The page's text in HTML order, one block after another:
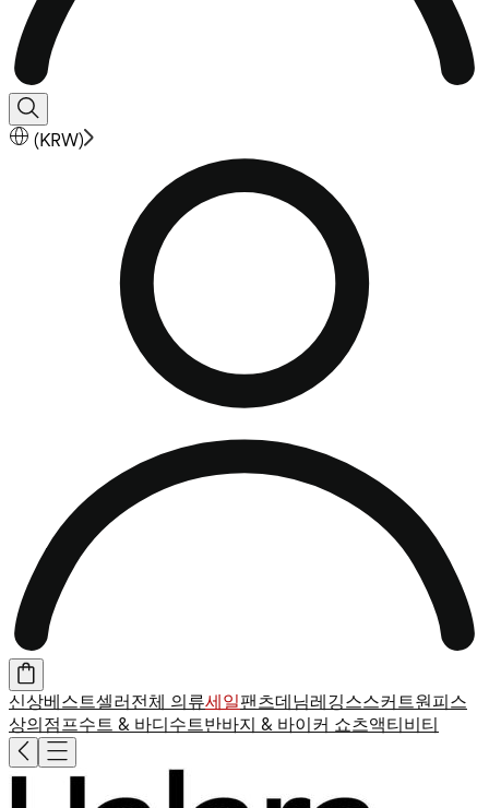
(KRW)
신상베스트셀러전체 의류세일팬츠데님레깅스스커트원피스
상의점프수트 & 바디수트반바지 & 바이커 쇼츠액티비티